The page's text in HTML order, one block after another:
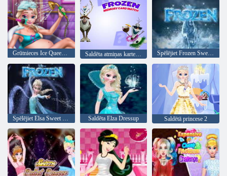
Grūtnieces Ice Queen Bath Care Saldēta atmiņas kartes spēle Spēlējiet Frozen Sweet Matching spēli
Spēlējiet Elsa Sweet Matching spēli Saldēta Elza Dressup Saldētā princese 2